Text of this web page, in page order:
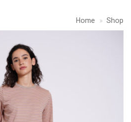
Home » Shop